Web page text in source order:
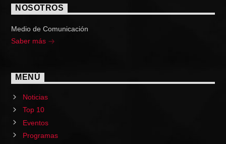
NOSOTROS
Medio de Comunicación
Saber más
MENÚ
Noticias
Top 10
Eventos
Programas